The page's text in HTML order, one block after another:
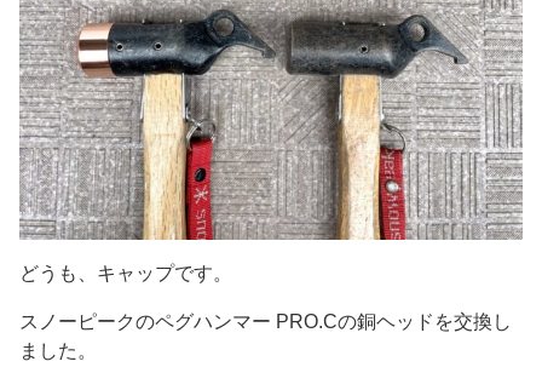
どうも、キャップです。
スノーピークのペグハンマー PRO.Cの銅ヘッドを交換し
ました。